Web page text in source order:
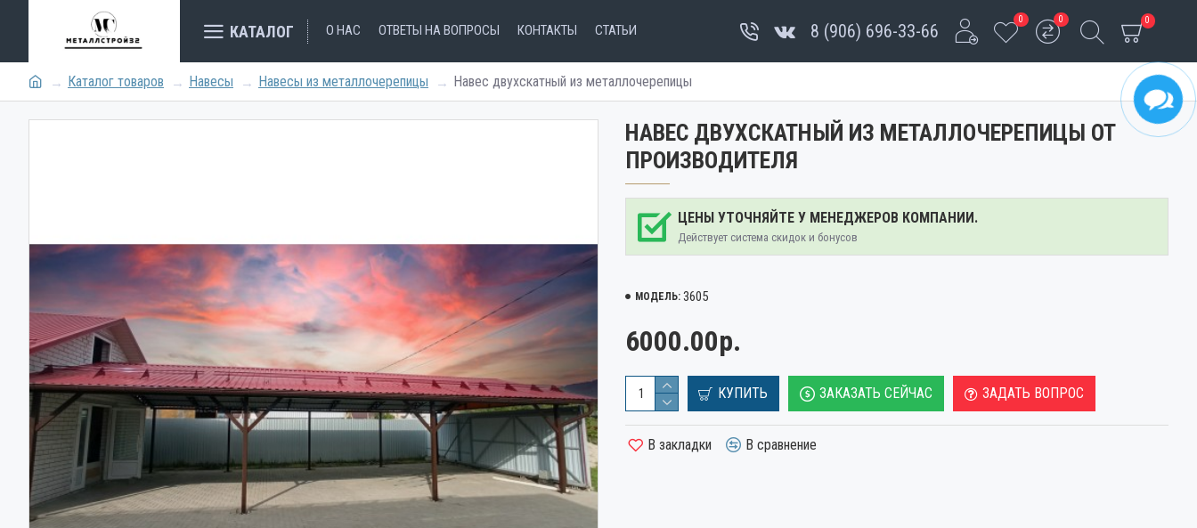
КАТАЛОГ О НАС ОТВЕТЫ НА ВОПРОСЫ КОНТАКТЫ СТАТЬИ 8 (906) 696-33-66
0 0 0
Каталог товаров Навесы Навесы из металлочерепицы Навес двухскатный из металлочерепицы
НАВЕС ДВУХСКАТНЫЙ ИЗ МЕТАЛЛОЧЕРЕПИЦЫ ОТ
ПРОИЗВОДИТЕЛЯ
ЦЕНЫ УТОЧНЯЙТЕ У МЕНЕДЖЕРОВ КОМПАНИИ.
Действует система скидок и бонусов
МОДЕЛЬ: 3605
6000.00р.
КУПИТЬ ЗАКАЗАТЬ СЕЙЧАС ЗАДАТЬ ВОПРОС
В закладки В сравнение